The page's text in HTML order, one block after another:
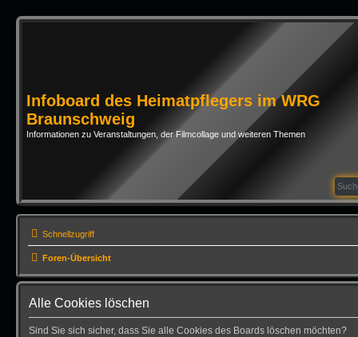
Infoboard des Heimatpflegers im WRG
Braunschweig
Informationen zu Veranstaltungen, der Filmcollage und weiteren Themen
Schnellzugriff
Foren-Übersicht
Alle Cookies löschen
Sind Sie sich sicher, dass Sie alle Cookies des Boards löschen möchten?